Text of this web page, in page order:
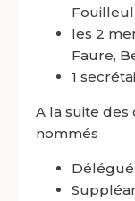
Fouilleul
les 2
Faure,
1
A la suite des
nommés